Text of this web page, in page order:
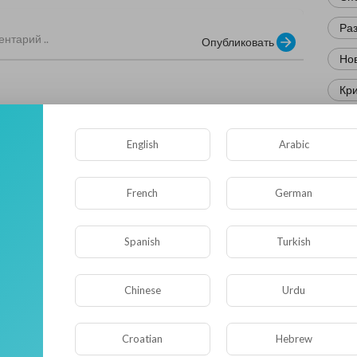
Опубликовать
Комментариев нет
English Arabic
French German
Spanish Turkish
Chinese Urdu
Croatian Hebrew